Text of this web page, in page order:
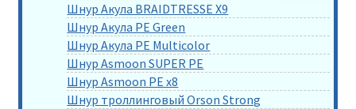
Шнур Акула BRAIDTRESSE X9
Шнур Акула PE Green
Шнур Акула PE Multicolor
Шнур Asmoon SUPER PE
Шнур Asmoon PE x8
Шнур троллинговый Orson Strong